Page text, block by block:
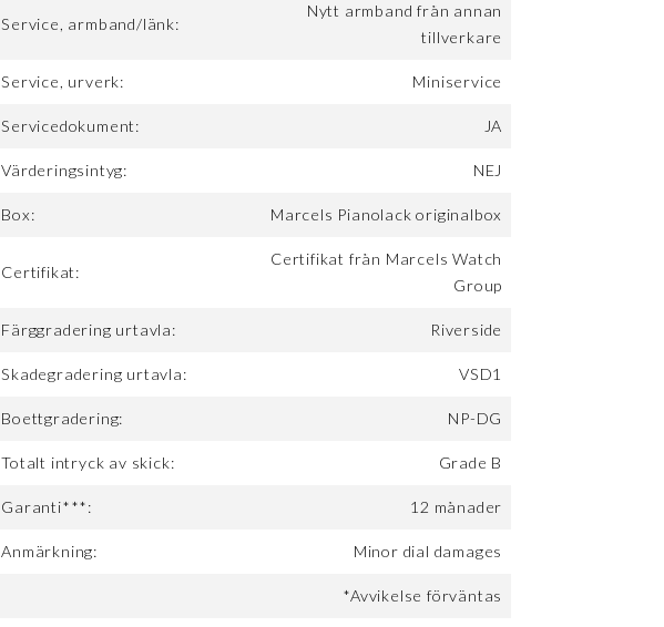
Service, armband/länk:
Nytt armband från annan
tillverkare
Service, urverk: Miniservice
Servicedokument: JA
Värderingsintyg: NEJ
Box: Marcels Pianolack originalbox
Certifikat:
Certifikat från Marcels Watch
Group
Färggradering urtavla: Riverside
Skadegradering urtavla: VSD1
Boettgradering: NP-DG
Totalt intryck av skick: Grade B
Garanti***: 12 månader
Anmärkning: Minor dial damages
*Avvikelse förväntas